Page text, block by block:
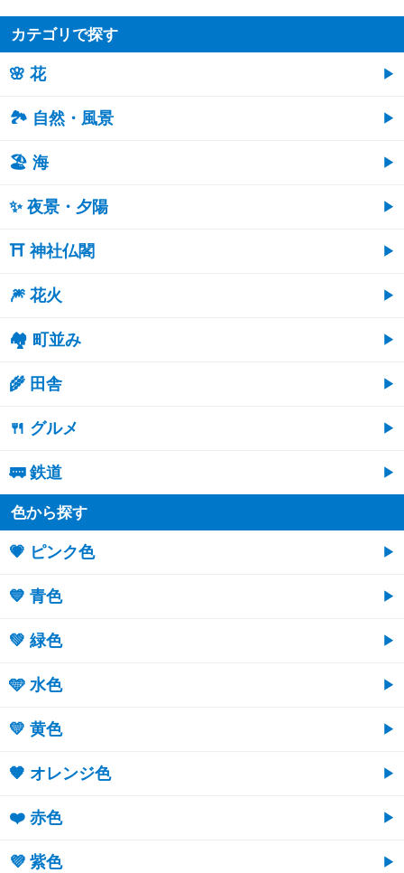
カテゴリで探す
🌸 花
🏞️ 自然・風景
🏖 海
✨ 夜景・夕陽
⛩ 神社仏閣
🎆 花火
🏘 町並み
🌾 田舎
🍴 グルメ
🚃 鉄道
色から探す
💗 ピンク色
💙 青色
💚 緑色
🩵 水色
💛 黄色
🧡 オレンジ色
❤️ 赤色
💜 紫色